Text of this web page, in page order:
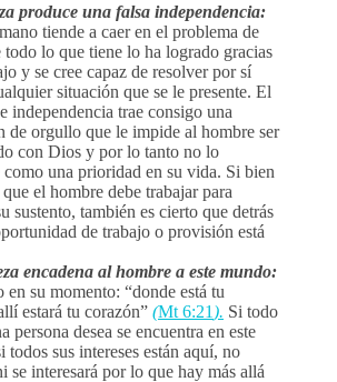
produce una falsa independencia:
tiende a caer en el problema de
todo lo que tiene lo ha logrado gracias
y se cree capaz de resolver por sí
situación que se le presente. El
independencia trae consigo una
de orgullo que le impide al hombre ser
con Dios y por lo tanto no lo
como una prioridad en su vida. Si bien
el hombre debe trabajar para
sustento, también es cierto que detrás
de trabajo o provisión está
encadena al hombre a este mundo:
en su momento: “donde está tu
estará tu corazón” (Mt 6:21 ). Si todo
persona desea se encuentra en este
todos sus intereses están aquí, no
se interesará por lo que hay más allá